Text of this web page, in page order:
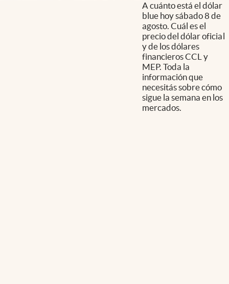
A cuánto está el dólar
blue hoy sábado 8 de
agosto. Cuál es el
precio del dólar oficial
y de los dólares
financieros CCL y
MEP. Toda la
información que
necesitás sobre cómo
sigue la semana en los
mercados.